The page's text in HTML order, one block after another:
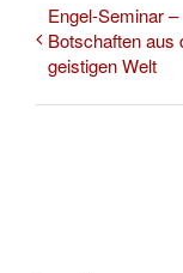
Engel-Seminar –
Botschaften aus
geistigen Welt